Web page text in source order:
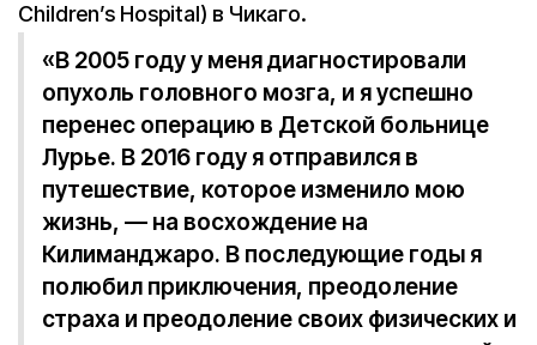
Children’s Hospital) в Чикаго.
«В 2005 году у меня диагностировали
опухоль головного мозга, и я успешно
перенес операцию в Детской больнице
Лурье. В 2016 году я отправился в
путешествие, которое изменило мою
жизнь, — на восхождение на
Килиманджаро. В последующие годы я
полюбил приключения, преодоление
страха и преодоление своих физических и